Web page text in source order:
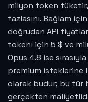
milyon token tüketir,
fazlasını. Bağlam
doğrudan API
tokenı için 5 $ ve
Opus 4.8 ise
premium isteklerine
olarak budur; bu tür
gerçekten